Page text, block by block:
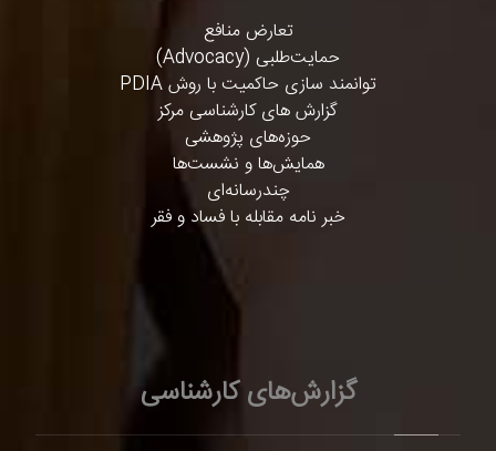
تعارض منافع
حمایت‌طلبی (Advocacy)
توانمند سازی حاکمیت با روش PDIA
گزارش های کارشناسی مرکز
حوزه‌های پژوهشی
همایش‌ها و نشست‌ها
چندرسانه‌ای
خبر نامه مقابله با فساد و فقر
گزارش‌های کارشناسی